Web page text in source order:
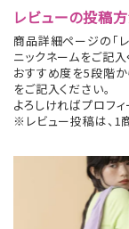
レビューの投稿
商品詳細ページの「レ
ニックネームをご記入
おすすめ度を5段階
をご記入ください。
よろしければプロフィ
※レビュー投稿は、1